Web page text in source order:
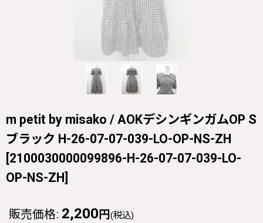
m petit by misako / AOKデシンギンガムOP S
ブラック H-26-07-07-039-LO-OP-NS-ZH
[2100030000099896-H-26-07-07-039-LO-
OP-NS-ZH]
販売価格: 2,200 円 (税込)